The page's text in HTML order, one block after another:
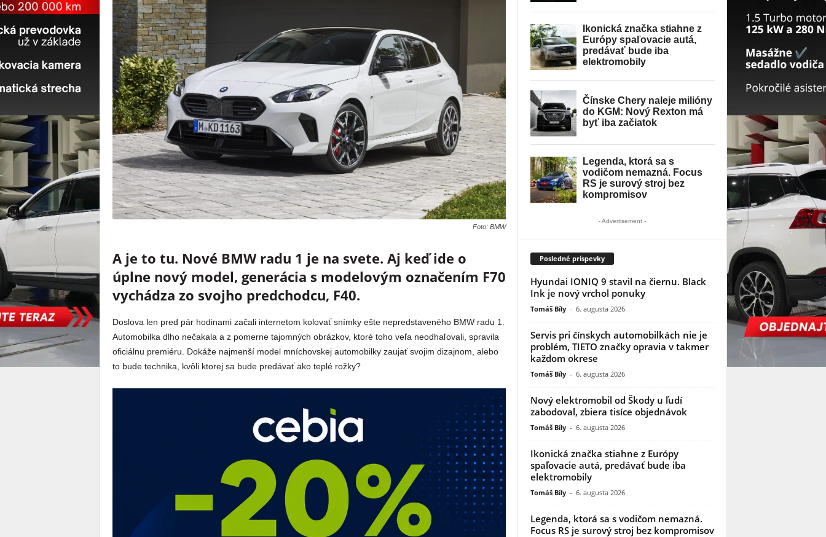
Foto: BMW
A je to tu. Nové BMW radu 1 je na svete. Aj keď ide o
úplne nový model, generácia s modelovým označením F70
vychádza zo svojho predchodcu, F40.
Doslova len pred pár hodinami začali internetom kolovať snímky ešte nepredstaveného BMW radu 1.
Automobilka dlho nečakala a z pomerne tajomných obrázkov, ktoré toho veľa neodhaľovali, spravila
oficiálnu premiéru. Dokáže najmenší model mníchovskej automobilky zaujať svojim dizajnom, alebo
to bude technika, kvôli ktorej sa bude predávať ako teplé rožky?
- Advertisement -
Posledné príspevky
Hyundai IONIQ 9 stavil na čiernu. Black
Ink je nový vrchol ponuky
Tomáš Bíly - 6. augusta 2026
Servis pri čínskych automobilkách nie je
problém, TIETO značky opravia v takmer
každom okrese
Tomáš Bíly - 6. augusta 2026
Nový elektromobil od Škody u ľudí
zabodoval, zbiera tisíce objednávok
Tomáš Bíly - 6. augusta 2026
Ikonická značka stiahne z Európy
spaľovacie autá, predávať bude iba
elektromobily
Tomáš Bíly - 6. augusta 2026
Legenda, ktorá sa s vodičom nemazná.
Focus RS je surový stroj bez kompromisov